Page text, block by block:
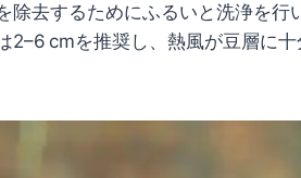
去するためにふるいと洗浄を行
cmを推奨し、熱風が豆層に